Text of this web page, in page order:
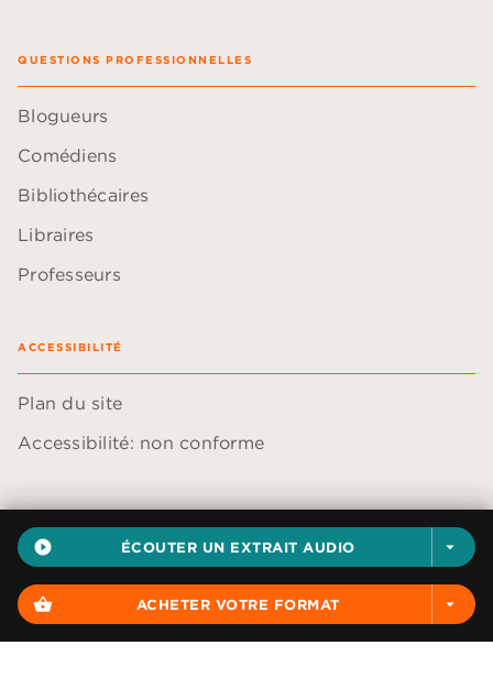
play_circle_filled ÉCOUTER UN EXTRAIT AUDIO arrow_drop_down
shopping_basket ACHETER VOTRE FORMAT arrow_drop_down
QUESTIONS PROFESSIONNELLES
Blogueurs
Comédiens
Bibliothécaires
Libraires
Professeurs
ACCESSIBILITÉ
Plan du site
Accessibilité: non conforme
Données personnelles
Paramétrer vos cookies
Mentions légales